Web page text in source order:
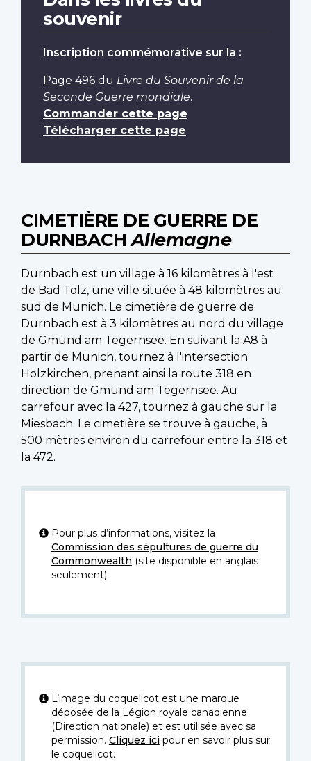
souvenir
Inscription commémorative sur la :
Page 496 du Livre du Souvenir de la
Seconde Guerre mondiale.
Commander cette page
Télécharger cette page
CIMETIÈRE DE GUERRE DE
DURNBACHAllemagne
Durnbach est un village à 16 kilomètres à l'est
de Bad Tolz, une ville située à 48 kilomètres au
sud de Munich. Le cimetière de guerre de
Durnbach est à 3 kilomètres au nord du village
de Gmund am Tegernsee. En suivant la A8 à
partir de Munich, tournez à l'intersection
Holzkirchen, prenant ainsi la route 318 en
direction de Gmund am Tegernsee. Au
carrefour avec la 427, tournez à gauche sur la
Miesbach. Le cimetière se trouve à gauche, à
500 mètres environ du carrefour entre la 318 et
la 472.
Pour plus d’informations, visitez la
Commission des sépultures de guerre du
Commonwealth (site disponible en anglais
seulement).
L’image du coquelicot est une marque
déposée de la Légion royale canadienne
(Direction nationale) et est utilisée avec sa
permission. Cliquez icipour en savoir plus sur
le coquelicot.